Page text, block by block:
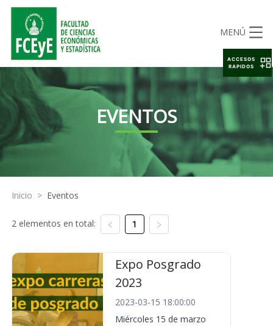
MENÚ
EVENTOS
Inicio > Eventos
2 elementos en total: 1
Expo Posgrado
2023
2023-03-15 18:00:00
Miércoles 15 de marzo
ACCESOS
RAPIDOS